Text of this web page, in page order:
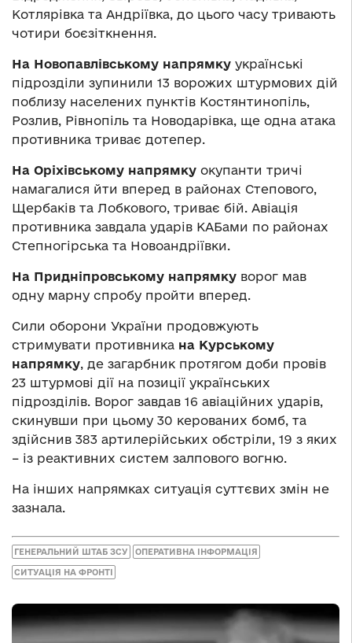
Котлярівка та Андріївка, до цього часу тривають
чотири боєзіткнення.
На Новопавлівському напрямку українські
підрозділи зупинили 13 ворожих штурмових дій
поблизу населених пунктів Костянтинопіль,
Розлив, Рівнопіль та Новодарівка, ще одна атака
противника триває дотепер.
На Оріхівському напрямку окупанти тричі
намагалися йти вперед в районах Степового,
Щербаків та Лобкового, триває бій. Авіація
противника завдала ударів КАБами по районах
Степногірська та Новоандріївки.
На Придніпровському напрямку ворог мав
одну марну спробу пройти вперед.
Сили оборони України продовжують
стримувати противника на Курському
напрямку, де загарбник протягом доби провів
23 штурмові дії на позиції українських
підрозділів. Ворог завдав 16 авіаційних ударів,
скинувши при цьому 30 керованих бомб, та
здійснив 383 артилерійських обстріли, 19 з яких
– із реактивних систем залпового вогню.
На інших напрямках ситуація суттєвих змін не
зазнала.
ГЕНЕРАЛЬНИЙ ШТАБ ЗСУ ОПЕРАТИВНА ІНФОРМАЦІЯ
СИТУАЦІЯ НА ФРОНТІ